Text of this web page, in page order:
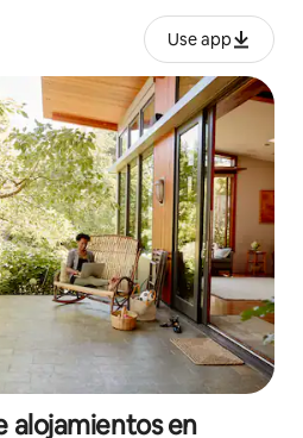
Use app
alojamientos en